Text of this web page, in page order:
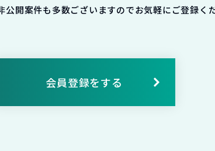
公開案件も多数ございますのでお気軽にご登録く
会員登録をする